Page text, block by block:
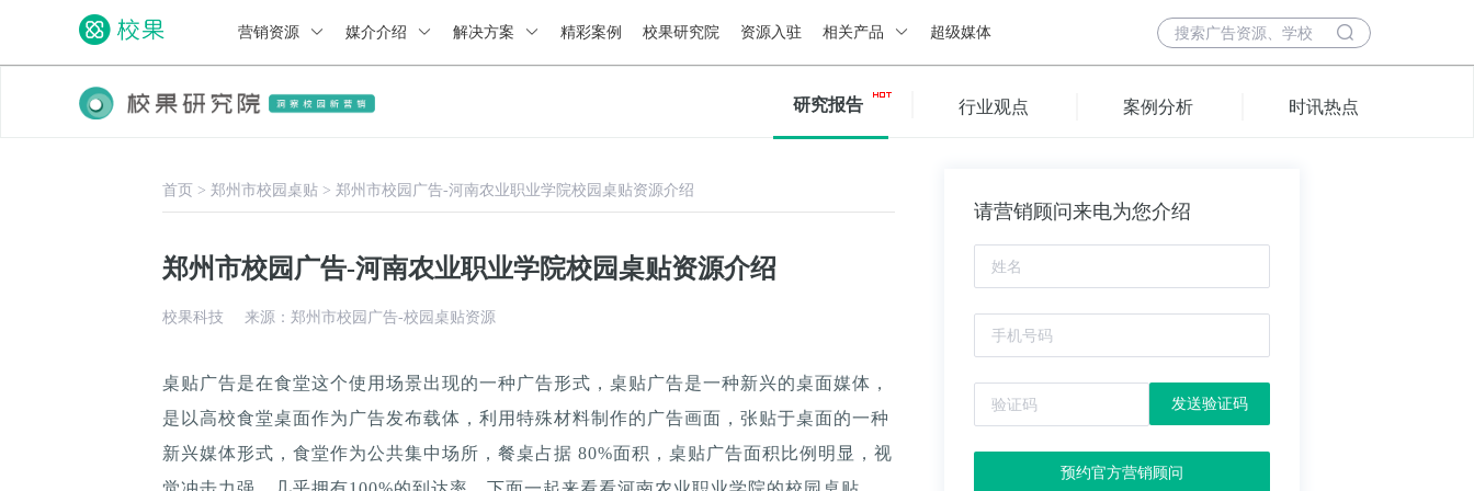
营销资源 媒介介绍 解决方案 精彩案例 校果研究院 资源入驻 相关产品 超级媒体
研究报告 行业观点 案例分析 时讯热点
首页 > 郑州市校园桌贴 > 郑州市校园广告-河南农业职业学院校园桌贴资源介绍
郑州市校园广告-河南农业职业学院校园桌贴资源介绍
校果科技 来源：郑州市校园广告-校园桌贴资源
桌贴广告是在食堂这个使用场景出现的一种广告形式，桌贴广告是一种新兴的桌面媒体，
是以高校食堂桌面作为广告发布载体，利用特殊材料制作的广告画面，张贴于桌面的一种
新兴媒体形式，食堂作为公共集中场所，餐桌占据 80%面积，桌贴广告面积比例明显，视
请营销顾问来电为您介绍
发送验证码
预约官方营销顾问